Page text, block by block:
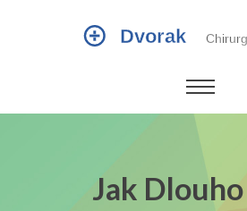
Jak